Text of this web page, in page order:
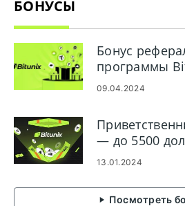
БОНУСЫ
Бонус
программы
заработайте
09.04.2024
— до 5500
13.01.2024
Посмотреть